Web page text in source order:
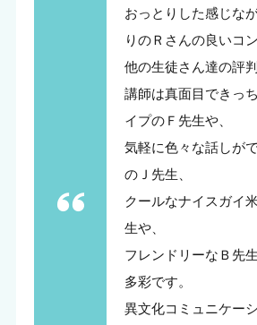
おっとりした感じな
りのＲさんの良いコン
他の生徒さん達の評
講師は真面目できっ
イプのＦ先生や、
気軽に色々な話しが
のＪ先生、
クールなナイスガイ
生や、
フレンドリーなＢ先
多彩です。
異文化コミュニケー